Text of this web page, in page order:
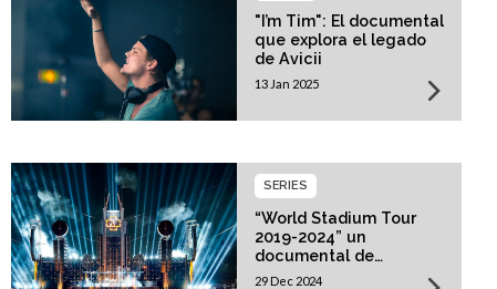
"I’m Tim": El documental
que explora el legado
de Avicii
13 Jan 2025
“World Stadium Tour
2019-2024” un
documental de
Rammstein
SERIES
29 Dec 2024